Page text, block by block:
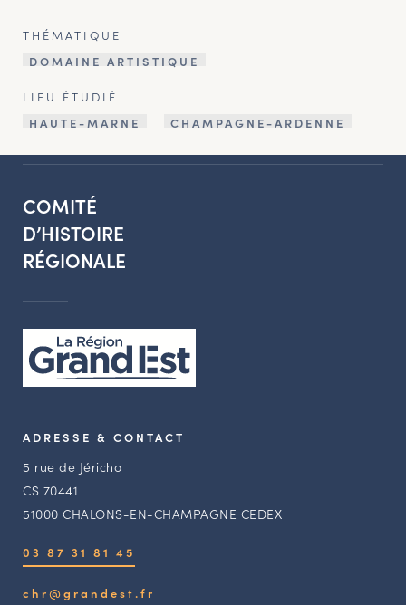
THÉMATIQUE
DOMAINE ARTISTIQUE
LIEU ÉTUDIÉ
HAUTE-MARNE
CHAMPAGNE-ARDENNE
COMITÉ
D’HISTOIRE
RÉGIONALE
ADRESSE & CONTACT
5 rue de Jéricho
CS 70441
51000 CHALONS-EN-CHAMPAGNE CEDEX
03 87 31 81 45
chr@grandest.fr